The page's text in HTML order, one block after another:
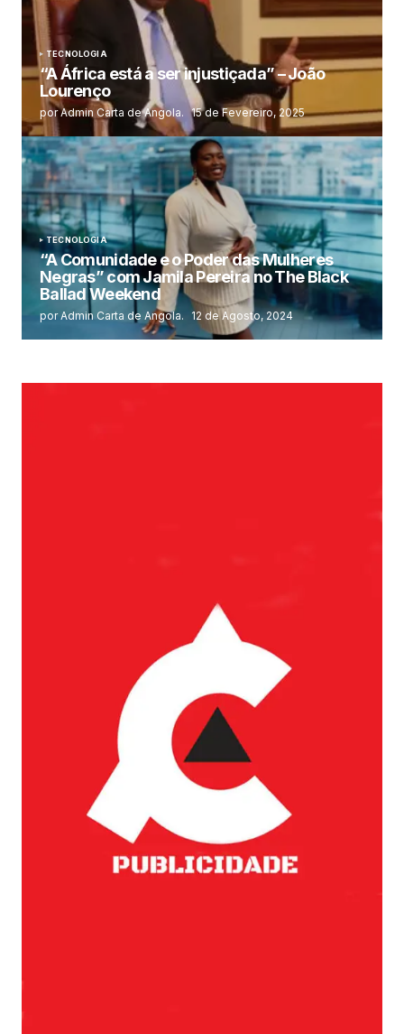
TECNOLOGIA
“A África está a ser injustiçada” – João
Lourenço
por Admin Carta de Angola. 15 de Fevereiro, 2025
TECNOLOGIA
“A Comunidade e o Poder das Mulheres
Negras” com Jamila Pereira no The Black
Ballad Weekend
por Admin Carta de Angola. 12 de Agosto, 2024